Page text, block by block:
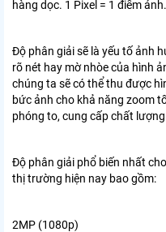
hàng dọc. 1 Pixel = 1 điểm
Độ phân giải sẽ là yếu tố ảnh
rõ nét hay mờ nhòe của hình
chúng ta sẽ có thể thu được
bức ảnh cho khả năng zoom
phóng to, cung cấp chất
Độ phân giải phổ biến nhất
thị trường hiện nay bao gồm:
2MP (1080p)